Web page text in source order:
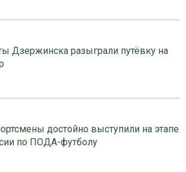
Дзержинска разыграли путёвку на
достойно выступили на этапе
по ПОДА-футболу